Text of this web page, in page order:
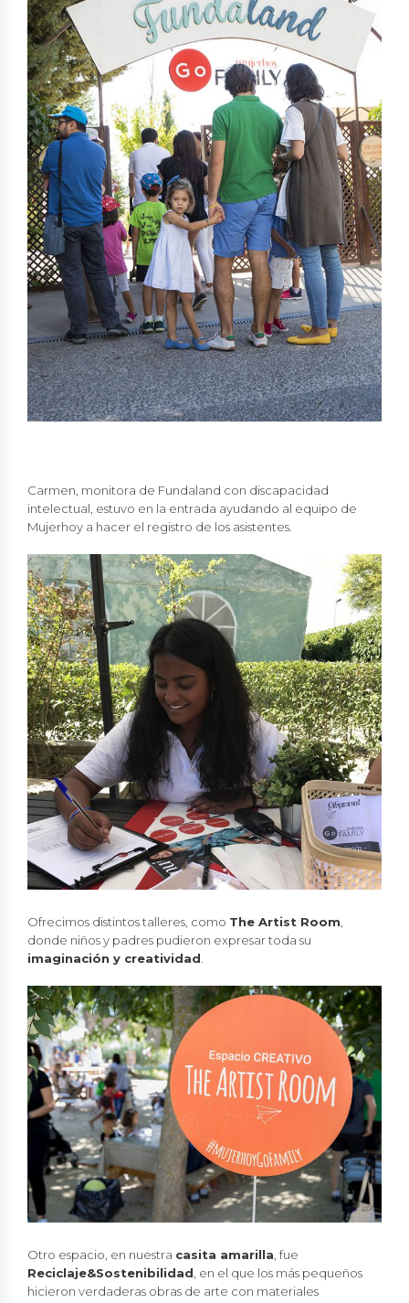
Carmen, monitora de Fundaland con discapacidad
intelectual, estuvo en la entrada ayudando al equipo de
Mujerhoy a hacer el registro de los asistentes.
Ofrecimos distintos talleres, como The Artist Room,
donde niños y padres pudieron expresar toda su
imaginación y creatividad.
Otro espacio, en nuestra casita amarilla , fue
Reciclaje&Sostenibilidad , en el que los más pequeños
hicieron verdaderas obras de arte con materiales